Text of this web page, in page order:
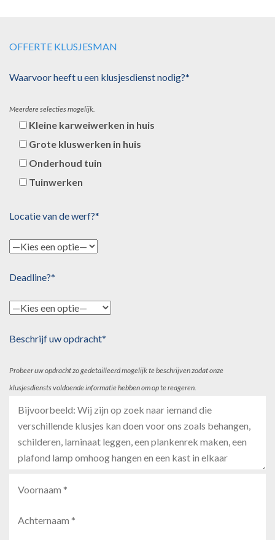
OFFERTE KLUSJESMAN
Waarvoor heeft u een klusjesdienst nodig?*
Meerdere selecties mogelijk.
Kleine karweiwerken in huis
Grote kluswerken in huis
Onderhoud tuin
Tuinwerken
Locatie van de werf?*
Deadline?*
Beschrijf uw opdracht*
Probeer uw opdracht zo gedetailleerd mogelijk te beschrijven zodat onze
klusjesdiensts voldoende informatie hebben om op te reageren.